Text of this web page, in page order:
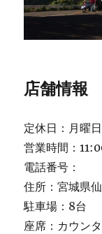
店舗情報
定休日：月曜日
営業時間：
電話番号：
住所：宮城県
駐車場：8台
座席：カウン